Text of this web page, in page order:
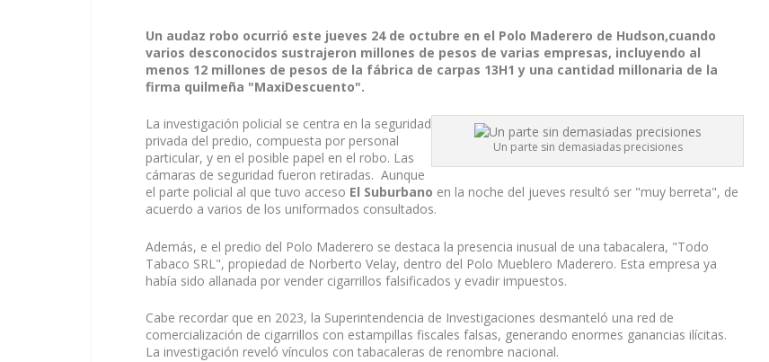
Un audaz robo ocurrió este jueves 24 de octubre en el Polo Maderero de Hudson,cuando
varios desconocidos sustrajeron millones de pesos de varias empresas, incluyendo al
menos 12 millones de pesos de la fábrica de carpas 13H1 y una cantidad millonaria de la
firma quilmeña "MaxiDescuento".
Un parte sin demasiadas precisiones
La investigación policial se centra en la seguridad
privada del predio, compuesta por personal
particular, y en el posible papel en el robo. Las
cámaras de seguridad fueron retiradas. Aunque
el parte policial al que tuvo acceso El Suburbano en la noche del jueves resultó ser "muy berreta", de
acuerdo a varios de los uniformados consultados.
Además, e el predio del Polo Maderero se destaca la presencia inusual de una tabacalera, "Todo
Tabaco SRL", propiedad de Norberto Velay, dentro del Polo Mueblero Maderero. Esta empresa ya
había sido allanada por vender cigarrillos falsificados y evadir impuestos.
Cabe recordar que en 2023, la Superintendencia de Investigaciones desmanteló una red de
comercialización de cigarrillos con estampillas fiscales falsas, generando enormes ganancias ilícitas.
La investigación reveló vínculos con tabacaleras de renombre nacional.